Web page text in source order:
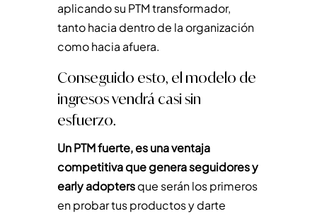
aplicando su PTM transformador,
tanto hacia dentro de la organización
como hacia afuera.
Conseguido esto, el modelo de
ingresos vendrá casi sin
esfuerzo.
Un PTM fuerte, es una ventaja
competitiva que genera seguidores y
early adoptersque serán los primeros
en probar tus productos y darte